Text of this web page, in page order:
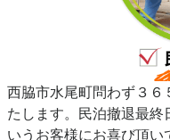
西脇市水尾町問わず３６
たします。民泊撤退最終
いうお客様にお喜び頂